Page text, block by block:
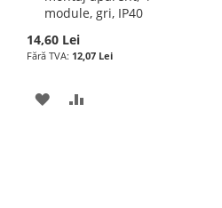
module, gri, IP40
14,60 Lei
12,07 Lei
cos
ADAUGATI